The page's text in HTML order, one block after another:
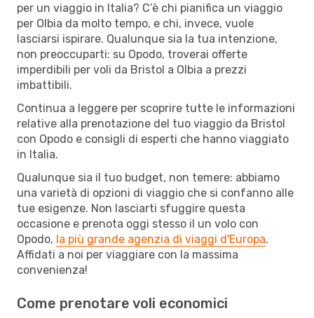
per un viaggio in Italia? C’è chi pianifica un viaggio
per Olbia da molto tempo, e chi, invece, vuole
lasciarsi ispirare. Qualunque sia la tua intenzione,
non preoccuparti: su Opodo, troverai offerte
imperdibili per voli da Bristol a Olbia a prezzi
imbattibili.
Continua a leggere per scoprire tutte le informazioni
relative alla prenotazione del tuo viaggio da Bristol
con Opodo e consigli di esperti che hanno viaggiato
in Italia.
Qualunque sia il tuo budget, non temere: abbiamo
una varietà di opzioni di viaggio che si confanno alle
tue esigenze. Non lasciarti sfuggire questa
occasione e prenota oggi stesso il un volo con
Opodo, la più grande agenzia di viaggi d'Europa.
Affidati a noi per viaggiare con la massima
convenienza!
Come prenotare voli economici